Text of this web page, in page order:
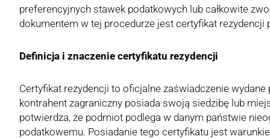
preferencyjnych stawek podatkowych lub całkowite
dokumentem w tej procedurze jest certyfikat rezydencji
Definicja i znaczenie certyfikatu rezydencji
Certyfikat rezydencji to oficjalne zaświadczenie
kontrahent zagraniczny posiada swoją siedzibę lub
potwierdza, że podmiot podlega w danym państwie
podatkowemu. Posiadanie tego certyfikatu jest